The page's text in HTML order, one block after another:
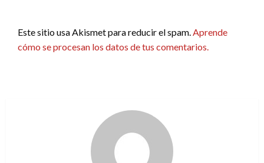
Este sitio usa Akismet para reducir el spam.Aprende
cómo se procesan los datos de tus comentarios.